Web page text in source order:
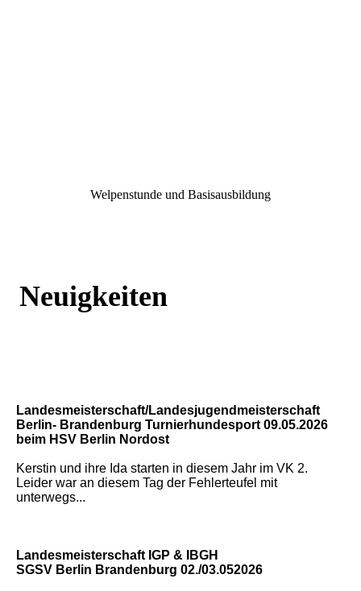
Welpenstunde und Basisausbildung
Neuigkeiten
Landesmeisterschaft/Landesjugendmeisterschaft
Berlin- Brandenburg Turnierhundesport 09.05.2026
beim HSV Berlin Nordost
Kerstin und ihre Ida starten in diesem Jahr im VK 2.
Leider war an diesem Tag der Fehlerteufel mit
unterwegs...
Landesmeisterschaft IGP & IBGH
SGSV Berlin Brandenburg 02./03.052026